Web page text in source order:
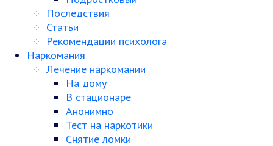
Последствия
Статьи
Рекомендации психолога
Наркомания
Лечение наркомании
На дому
В стационаре
Анонимно
Тест на наркотики
Снятие ломки